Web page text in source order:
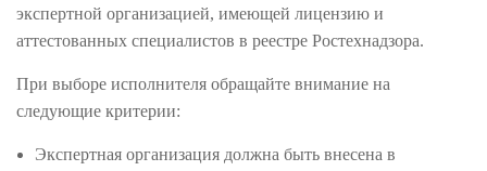
экспертной организацией, имеющей лицензию и
аттестованных специалистов в реестре Ростехнадзора.
При выборе исполнителя обращайте внимание на
следующие критерии:
Экспертная организация должна быть внесена в